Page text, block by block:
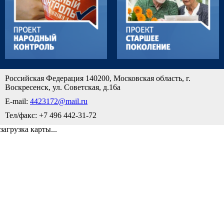
Российская Федерация 140200, Московская область, г.
Воскресенск, ул. Советская, д.16а
E-mail: 4423172@mail.ru
Тел/факс: +7 496 442-31-72
загрузка карты...